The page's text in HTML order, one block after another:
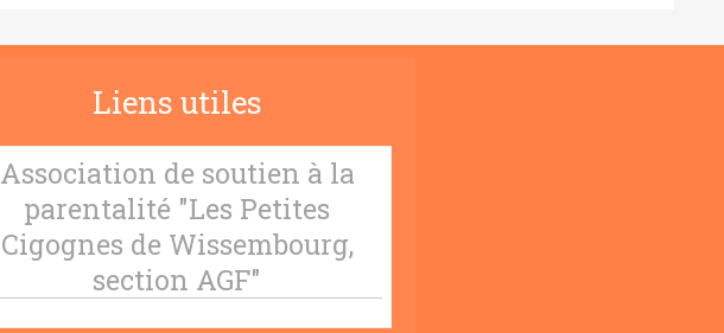
Liens utiles
Association de soutien à la
parentalité "Les Petites
Cigognes de Wissembourg,
section AGF"